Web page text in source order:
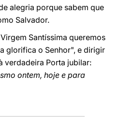
alegria porque sabem que
Salvador.
Santíssima queremos
glorifica o Senhor", e dirigir
verdadeira Porta jubilar:
ontem, hoje e para